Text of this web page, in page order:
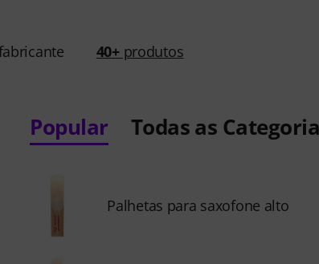
40+produtos
Popular Todas as
Palhetas para saxofone alto